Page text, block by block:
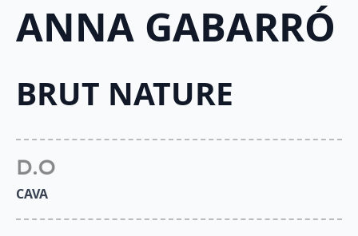
ANNA GABARRÓ
BRUT NATURE
CAVA